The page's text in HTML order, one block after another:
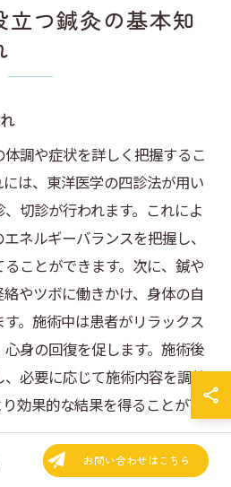
立つ鍼灸の基本知
調や症状を詳しく把握するこ
は、東洋医学の四診法が用い
切診が行われます。これによ
ネルギーバランスを把握し、
ことができます。次に、鍼や
やツボに働きかけ、身体の自
。施術中は患者がリラックス
身の回復を促します。施術後
必要に応じて施術内容を調整
効果的な結果を得ることが可
お問い合わせはこちら